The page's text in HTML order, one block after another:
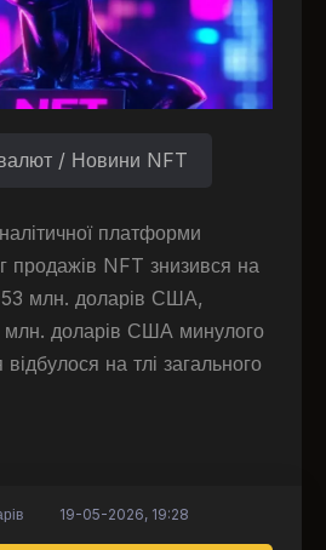
/ Новини NFT
платформи
продажів NFT знизився на
млн. доларів США,
млн. доларів США минулого
на тлі загального
19-05-2026, 19:28